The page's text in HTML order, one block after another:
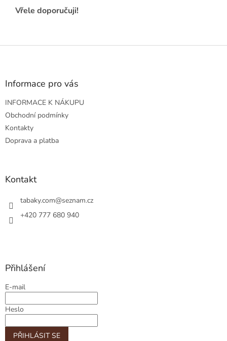
Vřele doporučuji!
Z
Informace pro vás
INFORMACE K NÁKUPU
Obchodní podmínky
Kontakty
Doprava a platba
Kontakt
tabaky.com@seznam.cz
+420 777 680 940
Přihlášení
E-mail
Heslo
PŘIHLÁSIT SE